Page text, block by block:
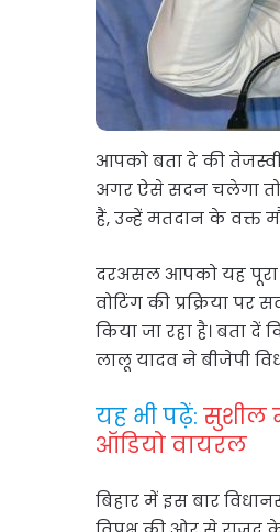
आपको बता दे की
अगर ऐसे सदन चलेगा तो
हैं, उन्हें मतदान के वक्त
दरअसल आपको यह पूरा
वोटिंग की प्रक्रिया
किया जा रहा है। बता
लालू यादव ने बीजेपी
यह भी पढ़ें: सुशील
ऑडियो वायरल
बिहार में इस बार